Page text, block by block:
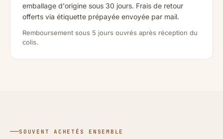
emballage d'origine sous 30 jours. Frais de retour
offerts via étiquette prépayée envoyée par mail.
Remboursement sous 5 jours ouvrés après réception du
colis.
SOUVENT ACHETÉS ENSEMBLE